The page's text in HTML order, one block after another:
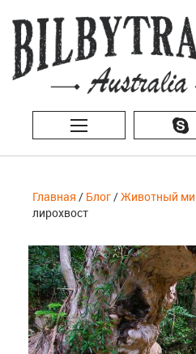
Главная / Блог/Животный
лирохвост